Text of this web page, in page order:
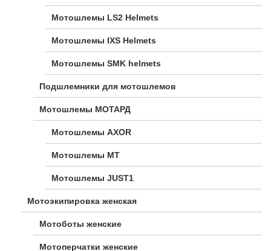
Мотошлемы LS2 Helmets
Мотошлемы IXS Helmets
Мотошлемы SMK helmets
Подшлемники для мотошлемов
Мотошлемы МОТАРД
Мотошлемы AXOR
Мотошлемы MT
Мотошлемы JUST1
Мотоэкипировка женская
Мотоботы женские
Мотоперчатки женские